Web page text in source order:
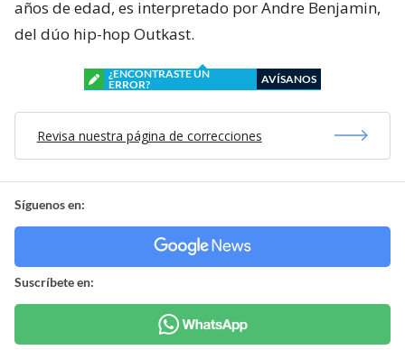
años de edad, es interpretado por Andre Benjamin,
del dúo hip-hop Outkast.
¿ENCONTRASTE UN
ERROR?
AVÍSANOS
Revisa nuestra página de correcciones
Síguenos en:
Suscríbete en: